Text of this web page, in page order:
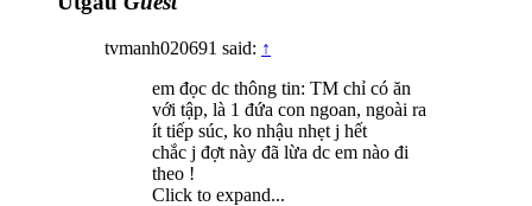
tvmanh020691 said: ↑
em đọc dc thông tin: TM chỉ có ăn
với tập, là 1 đứa con ngoan, ngoài ra
ít tiếp súc, ko nhậu nhẹt j hết
chắc j đợt này đã lừa dc em nào đi
theo !
Click to expand...